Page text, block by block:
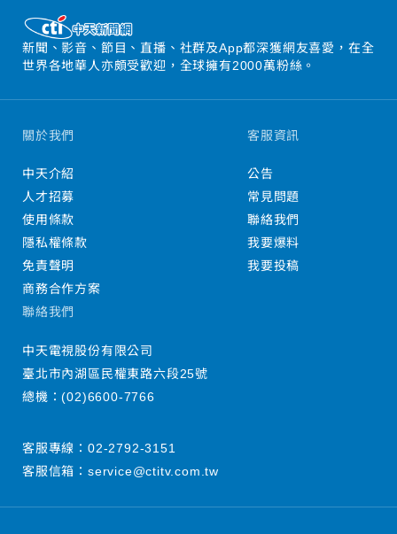
新聞、影音、節目、直播、社群及App都深獲網友喜愛，在全
世界各地華人亦頗受歡迎，全球擁有2000萬粉絲。
關於我們
中天介紹
人才招募
使用條款
隱私權條款
免責聲明
商務合作方案
客服資訊
公告
常見問題
聯絡我們
我要爆料
我要投稿
聯絡我們
中天電視股份有限公司
臺北市內湖區民權東路六段25號
總機：(02)6600-7766
客服專線： 02-2792-3151
客服信箱： service@ctitv.com.tw